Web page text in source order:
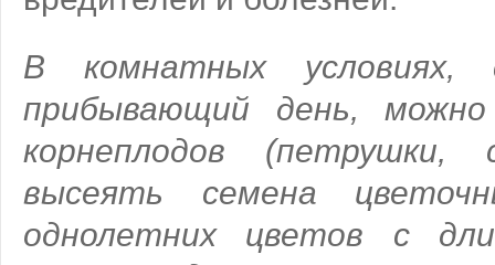
В комнатных
прибывающий день,
корнеплодов (петрушки,
высеять семена
однолетних цветов с